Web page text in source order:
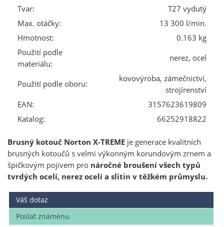
Tvar:
T27 vydutý
Max. otáčky:
13 300 l/min.
Hmotnost:
0.163 kg
Použití podle
materiálu:
nerez, ocel
Použití podle oboru:
kovovýroba, zámečnictví,
strojírenství
EAN:
3157623619809
Katalog:
66252918822
Brusný kotouč Norton X-TREME je generace kvalitních
brusných kotoučů s velmi výkonným korundovým zrnem a
špičkovým pojivem pro náročné broušení všech typů
tvrdých ocelí, nerez ocelí a slitin v těžkém průmyslu.
Váš dotaz
Poslat známénu